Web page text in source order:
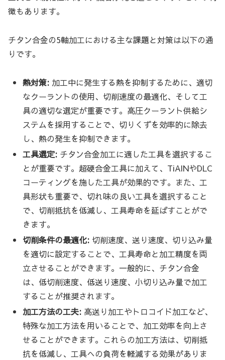
徴もあります。
チタン合金の5軸加工における主な課題と対策は以下の通
りです。
熱対策: 加工中に発生する熱を抑制するために、適切
なクーラントの使用、切削速度の最適化、そして工
具の適切な選定が重要です。高圧クーラント供給シ
ステムを採用することで、切りくずを効率的に除去
し、熱の発生を抑制できます。
工具選定: チタン合金加工に適した工具を選択するこ
とが重要です。超硬合金工具に加えて、TiAlNやDLC
コーティングを施した工具が効果的です。また、工
具形状も重要で、切れ味の良い工具を選択すること
で、切削抵抗を低減し、工具寿命を延ばすことがで
きます。
切削条件の最適化: 切削速度、送り速度、切り込み量
を適切に設定することで、工具寿命と加工精度を両
立させることができます。一般的に、チタン合金
は、低切削速度、低送り速度、小切り込み量で加工
することが推奨されます。
加工方法の工夫: 高送り加工やトロコイド加工など、
特殊な加工方法を用いることで、加工効率を向上さ
せることができます。これらの加工方法は、切削抵
抗を低減し、工具への負荷を軽減する効果がありま